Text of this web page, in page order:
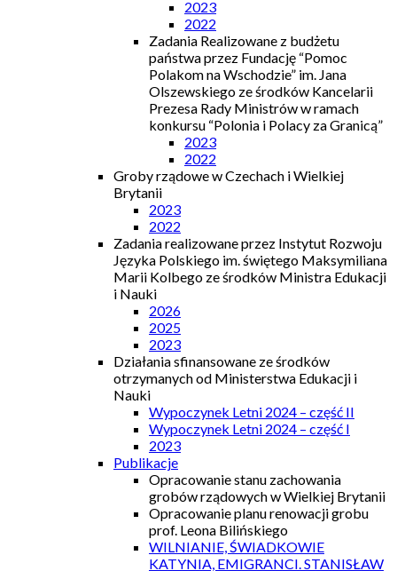
2023
2022
Zadania Realizowane z budżetu
państwa przez Fundację “Pomoc
Polakom na Wschodzie” im. Jana
Olszewskiego ze środków Kancelarii
Prezesa Rady Ministrów w ramach
konkursu “Polonia i Polacy za Granicą”
2023
2022
Groby rządowe w Czechach i Wielkiej
Brytanii
2023
2022
Zadania realizowane przez Instytut Rozwoju
Języka Polskiego im. świętego Maksymiliana
Marii Kolbego ze środków Ministra Edukacji
i Nauki
2026
2025
2023
Działania sfinansowane ze środków
otrzymanych od Ministerstwa Edukacji i
Nauki
Wypoczynek Letni 2024 – część II
Wypoczynek Letni 2024 – część I
2023
Publikacje
Opracowanie stanu zachowania
grobów rządowych w Wielkiej Brytanii
Opracowanie planu renowacji grobu
prof. Leona Bilińskiego
WILNIANIE, ŚWIADKOWIE
KATYNIA, EMIGRANCI. STANISŁAW